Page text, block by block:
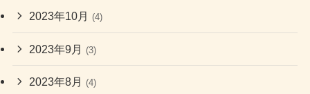
2023年10月 (4)
2023年9月 (3)
2023年8月 (4)